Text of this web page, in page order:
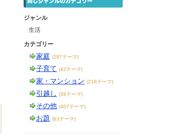
ジャンル
生活
カテゴリー
家庭 (297テーマ)
子育て (42テーマ)
家・マンション (218テーマ)
引越し (39テーマ)
その他 (407テーマ)
お題 (63テーマ)